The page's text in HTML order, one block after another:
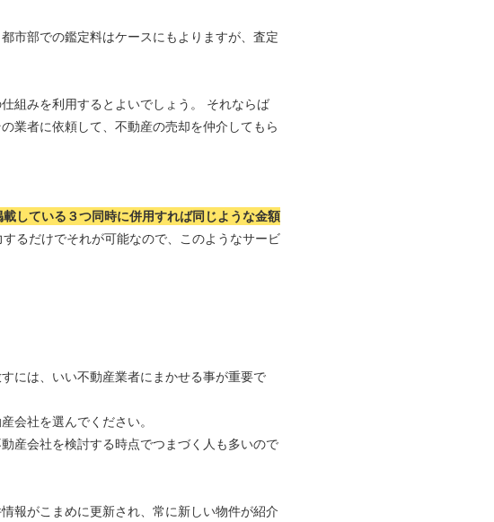
市部での鑑定料はケースにもよりますが、査定
組みを利用するとよいでしょう。 それならば
業者に依頼して、不動産の売却を仲介してもら
している３つ同時に併用すれば同じような金額
するだけでそれが可能なので、このようなサービ
には、いい不動産業者にまかせる事が重要で
会社を選んでください。
産会社を検討する時点でつまづく人も多いので
報がこまめに更新され、常に新しい物件が紹介